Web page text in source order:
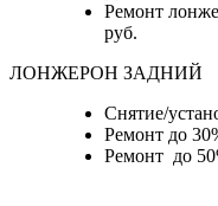
Ремонт
руб.
ЛОНЖЕРОН ЗАДНИЙ
Снятие/
Ремонт до
Ремонт до